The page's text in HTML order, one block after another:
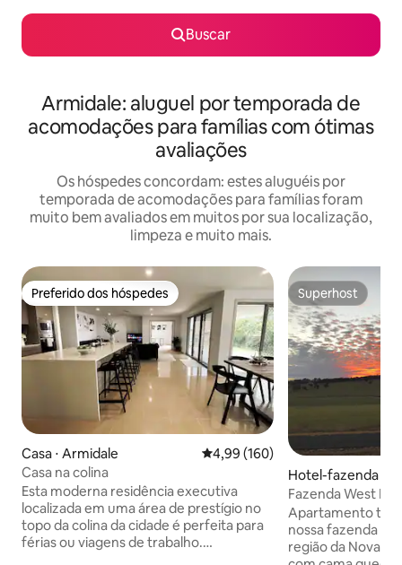
Buscar
Armidale: aluguel por temporada de
acomodações para famílias com ótimas
avaliações
Os hóspedes concordam: estes aluguéis por
temporada de acomodações para famílias foram
muito bem avaliados em muitos por sua localização,
limpeza e muito mais.
Preferido dos hóspedes
Preferido dos hóspedes
Casa ⋅ Armidale 4,99 de uma avaliação média de
4,99 (160)
Casa na colina
Esta moderna residência executiva
localizada em uma área de prestígio no
topo da colina da cidade é perfeita para
férias ou viagens de trabalho.
Superhost
Superhost
Hotel-fazenda ⋅
Fazenda West
Apartamento
nossa fazenda de
região da Nova